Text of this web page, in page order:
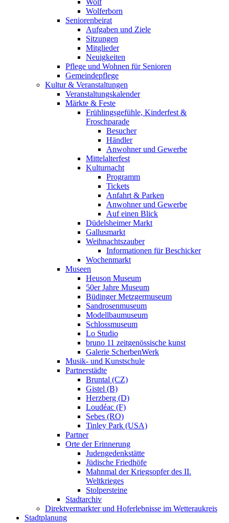
Wolf
Wolferborn
Seniorenbeirat
Aufgaben und Ziele
Sitzungen
Mitglieder
Neuigkeiten
Pflege und Wohnen für Senioren
Gemeindepflege
Kultur & Veranstaltungen
Veranstaltungskalender
Märkte & Feste
Frühlingsgefühle, Kinderfest &
Froschparade
Besucher
Händler
Anwohner und Gewerbe
Mittelalterfest
Kulturnacht
Programm
Tickets
Anfahrt & Parken
Anwohner und Gewerbe
Auf einen Blick
Düdelsheimer Markt
Gallusmarkt
Weihnachtszauber
Informationen für Beschicker
Wochenmarkt
Museen
Heuson Museum
50er Jahre Museum
Büdinger Metzgermuseum
Sandrosenmuseum
Modellbaumuseum
Schlossmuseum
Lo Studio
bruno 11 zeitgenössische kunst
Galerie ScherbenWerk
Musik- und Kunstschule
Partnerstädte
Bruntal (CZ)
Gistel (B)
Herzberg (D)
Loudéac (F)
Sebes (RO)
Tinley Park (USA)
Partner
Orte der Erinnerung
Judengedenkstätte
Jüdische Friedhöfe
Mahnmal der Kriegsopfer des II.
Weltkrieges
Stolpersteine
Stadtarchiv
Direktvermarkter und Hoferlebnisse im Wetteraukreis
Stadtplanung